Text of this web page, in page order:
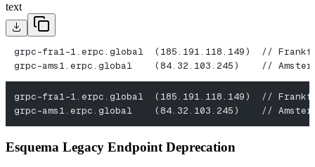
text
grpc-fra1-1.erpc.global  (185.191.118.149)  //
grpc-ams1.erpc.global    (84.32.103.245)    //
grpc-fra1-1.erpc.global  (185.191.118.149)  //
grpc-ams1.erpc.global    (84.32.103.245)    //
Esquema Legacy Endpoint Deprecation